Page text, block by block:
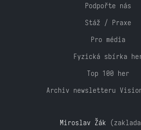
Podpořte nás
Stáž / Praxe
Pro média
Fyzická sbírka
Top 100 her
Archiv newsletteru
Miroslav Žák